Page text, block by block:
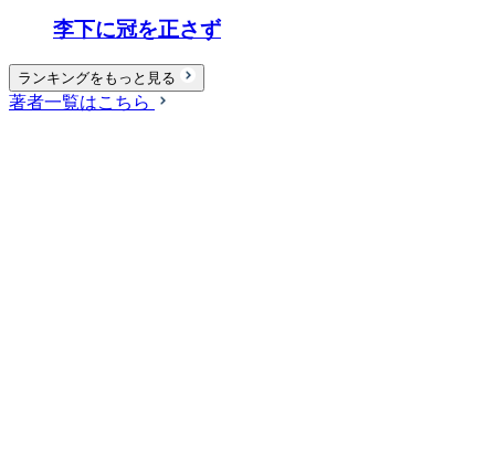
李下に冠を正さず
ランキングをもっと見る
著者一覧はこちら